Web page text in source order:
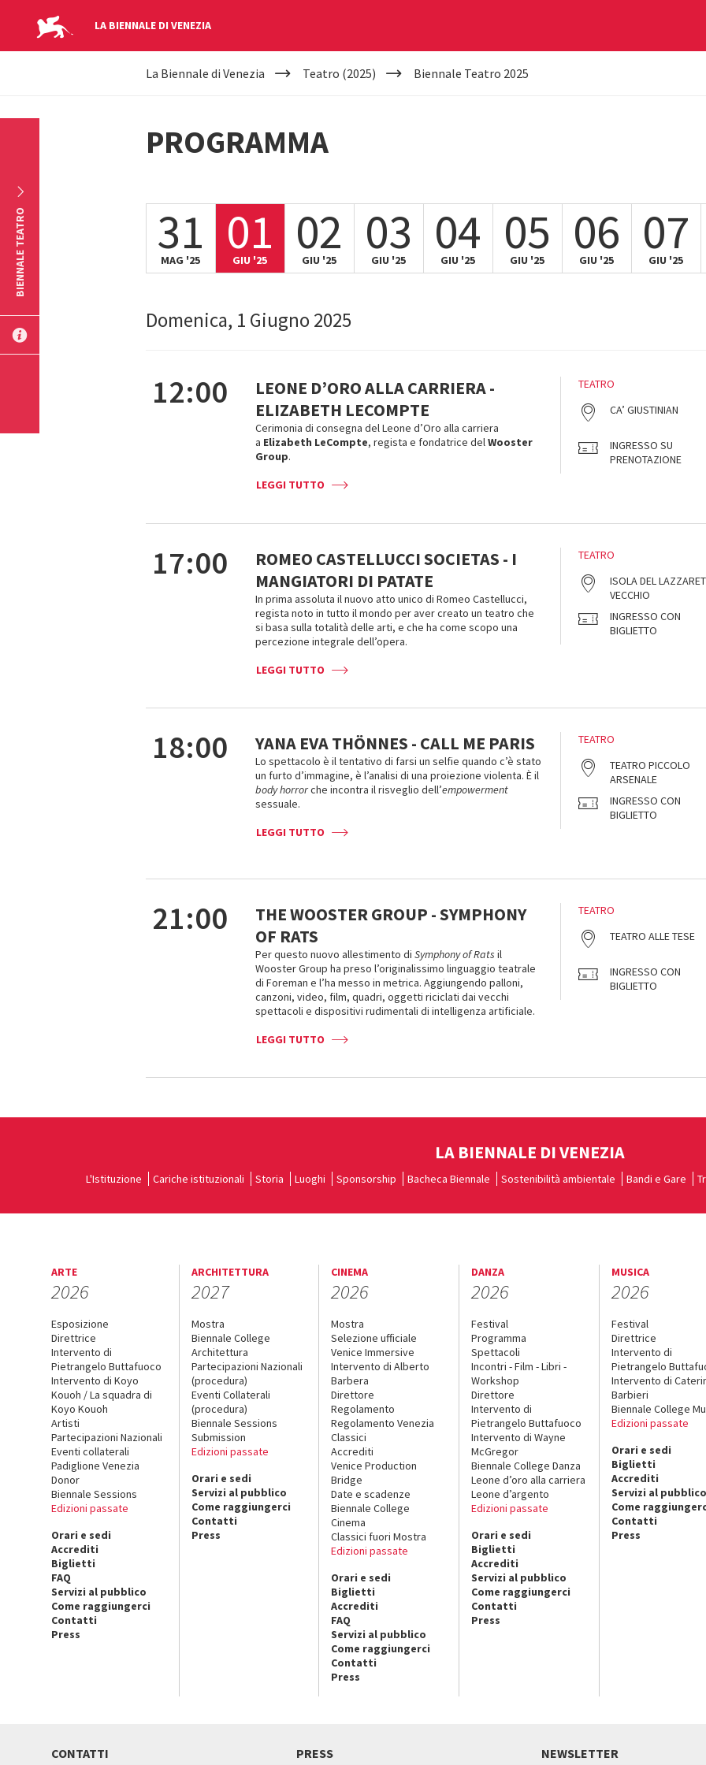
LA BIENNALE DI VENEZIA
YOUR
HERE
La Biennale di Venezia Teatro (2025) Biennale Teatro 2025
PROGRAMMA
31
MAG '25 01
GIU '25 02
GIU '25 03
GIU '25 04
GIU '25 05
GIU '25 06
GIU '25 07
GIU '25
Domenica, 1 Giugno 2025
INVIA
12:00
LEONE D’ORO ALLA CARRIERA -
ELIZABETH LECOMPTE
Cerimonia di consegna del Leone d’Oro alla carriera
a Elizabeth LeCompte, regista e fondatrice delWooster
Group.
LEGGI TUTTO
TEATRO
CA’ GIUSTINIAN
INGRESSO SU
PRENOTAZIONE
17:00
ROMEO CASTELLUCCI SOCIETAS - I
MANGIATORI DI PATATE
In prima assoluta il nuovo atto unico di Romeo Castellucci,
regista noto in tutto il mondo per aver creato un teatro che
si basa sulla totalità delle arti, e che ha come scopo una
percezione integrale dell’opera.
LEGGI TUTTO
TEATRO
ISOLA DEL
VECCHIO
INGRESSO CON
BIGLIETTO
18:00 YANA EVA THÖNNES - CALL ME PARIS
Lo spettacolo è il tentativo di farsi un selfie quando c’è stato
un furto d’immagine, è l’analisi di una proiezione violenta. È il
body horrorche incontra il risveglio dell’empowerment
sessuale.
LEGGI TUTTO
TEATRO
TEATRO PICCOLO
ARSENALE
INGRESSO CON
BIGLIETTO
21:00
THE WOOSTER GROUP - SYMPHONY
OF RATS
Per questo nuovo allestimento di Symphony of Rats il
Wooster Group ha preso l’originalissimo linguaggio teatrale
di Foreman e l’ha messo in metrica. Aggiungendo palloni,
canzoni, video, film, quadri, oggetti riciclati dai vecchi
spettacoli e dispositivi rudimentali di intelligenza artificiale.
LEGGI TUTTO
TEATRO
TEATRO ALLE TESE
INGRESSO CON
BIGLIETTO
BIENNALE TEATRO
LA BIENNALE DI VENEZIA
L'Istituzione Cariche istituzionali Storia Luoghi Sponsorship Bacheca Biennale Sostenibilità ambientale Bandi e Gare
ARTE
2026
Esposizione
Direttrice
Intervento di
Pietrangelo Buttafuoco
Intervento di Koyo
Kouoh / La squadra di
Koyo Kouoh
Artisti
Partecipazioni Nazionali
Eventi collaterali
Padiglione Venezia
Donor
Biennale Sessions
Edizioni passate
Orari e sedi
Accrediti
Biglietti
FAQ
Servizi al pubblico
Come raggiungerci
Contatti
Press
ARCHITETTURA
2027
Mostra
Biennale College
Architettura
Partecipazioni Nazionali
(procedura)
Eventi Collaterali
(procedura)
Biennale Sessions
Submission
Edizioni passate
Orari e sedi
Servizi al pubblico
Come raggiungerci
Contatti
Press
CINEMA
2026
Mostra
Selezione ufficiale
Venice Immersive
Intervento di Alberto
Barbera
Direttore
Regolamento
Regolamento Venezia
Classici
Accrediti
Venice Production
Bridge
Date e scadenze
Biennale College
Cinema
Classici fuori Mostra
Edizioni passate
Orari e sedi
Biglietti
Accrediti
FAQ
Servizi al pubblico
Come raggiungerci
Contatti
Press
DANZA
2026
Festival
Programma
Spettacoli
Incontri - Film - Libri -
Workshop
Direttore
Intervento di
Pietrangelo Buttafuoco
Intervento di Wayne
McGregor
Biennale College Danza
Leone d’oro alla carriera
Leone d’argento
Edizioni passate
Orari e sedi
Biglietti
Accrediti
Servizi al pubblico
Come raggiungerci
Contatti
Press
MUSICA
2026
Festival
Direttrice
Intervento di
Pietrangelo
Intervento di
Barbieri
Biennale College
Edizioni passate
Orari e sedi
Biglietti
Accrediti
Servizi al pubblico
Come
Contatti
Press
CONTATTI PRESS NEWSLETTER